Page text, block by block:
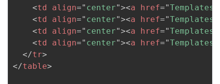
<td align=" center"><a href="
<td align=" center"><a href="
<td align=" center"><a href="
<td align=" center"><a href="
</tr>
</table>